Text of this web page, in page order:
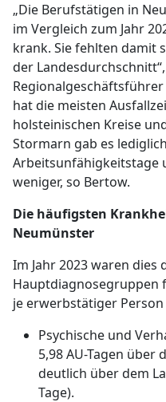
„Die Berufstätigen in
im Vergleich zum Jahr
krank. Sie fehlten damit
der Landesdurchschnitt“,
hat die meisten
holsteinischen Kreise
Stormarn gab es
Arbeitsunfähigkeitstage
weniger, so Bertow.
Die häufigsten
Neumünster
Im Jahr 2023 waren dies
Hauptdiagnosegruppen
je erwerbstätiger
Psychische und
5,98 AU-Tagen über
deutlich über dem
Tage).